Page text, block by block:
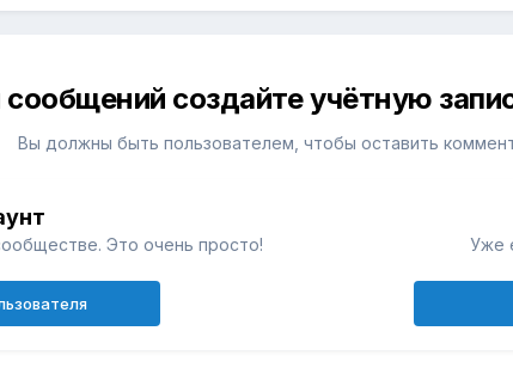
создайте учётную
Вы должны быть пользователем, чтобы оставить
Это очень просто! Уже